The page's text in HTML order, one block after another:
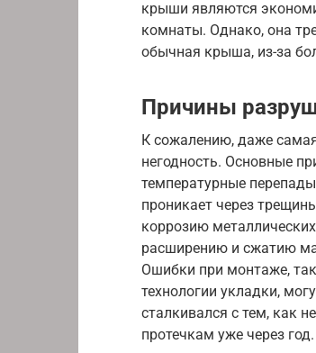
крыши являются
комнаты. Однако, она
обычная крыша, из-за
Причины
К сожалению, даже
негодность. Основные
температурные
проникает через
коррозию
расширению и сжатию
Ошибки при монтаже,
технологии укладки,
сталкивался с тем, как
протечкам уже через год.